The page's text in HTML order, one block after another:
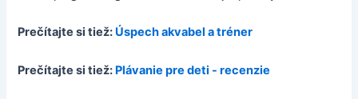
Prečítajte si tiež: Úspech akvabel a tréner
Prečítajte si tiež: Plávanie pre deti - recenzie